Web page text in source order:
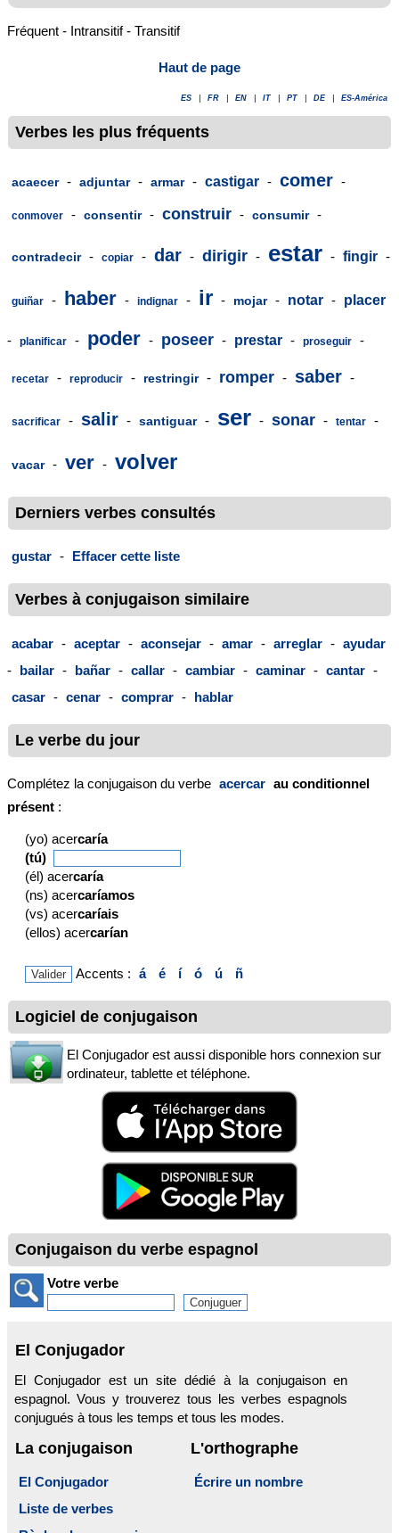
Fréquent - Intransitif - Transitif
Haut de page
ES FR EN IT PT DE ES-América
Verbes les plus fréquents
acaecer - adjuntar - armar - castigar - comer -
conmover - consentir - construir - consumir -
contradecir - copiar - dar - dirigir - estar - fingir -
guiñar - haber - indignar - ir - mojar - notar - placer
- planificar - poder - poseer - prestar - proseguir -
recetar - reproducir - restringir - romper - saber -
sacrificar - salir - santiguar - ser - sonar - tentar -
vacar - ver - volver
Derniers verbes consultés
gustar - Effacer cette liste
Verbes à conjugaison similaire
acabar - aceptar - aconsejar - amar - arreglar - ayudar
- bailar - bañar - callar - cambiar - caminar - cantar -
casar - cenar - comprar - hablar
Le verbe du jour
Complétez la conjugaison du verbe acercar au conditionnel
présent :
(yo) acercaría
(tú)
(él) acercaría
(ns) acercaríamos
(vs) acercaríais
(ellos) acercarían
Accents : á é í ó ú ñ
Logiciel de conjugaison
El Conjugador est aussi disponible hors connexion sur
ordinateur, tablette et téléphone.
Conjugaison du verbe espagnol
Votre verbe
El Conjugador
El Conjugador est un site dédié à la conjugaison en
espagnol. Vous y trouverez tous les verbes espagnols
conjugués à tous les temps et tous les modes.
La conjugaison
El Conjugador
Liste de verbes
L'orthographe
Écrire un nombre